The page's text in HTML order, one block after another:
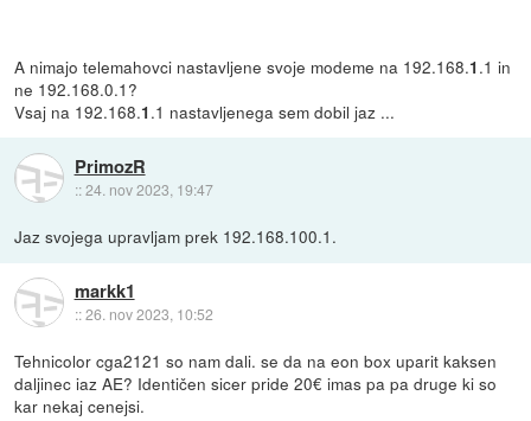
A nimajo telemahovci nastavljene svoje modeme na 192.168.1 .1 in
ne 192.168.0.1?
Vsaj na 192.168.1 .1 nastavljenega sem dobil jaz ...
PrimozR
::24. nov 2023, 19:47
Jaz svojega upravljam prek 192.168.100.1.
markk1
::26. nov 2023, 10:52
Tehnicolor cga2121 so nam dali. se da na eon box uparit kaksen
daljinec iaz AE? Identičen sicer pride 20€ imas pa pa druge ki so
kar nekaj cenejsi.